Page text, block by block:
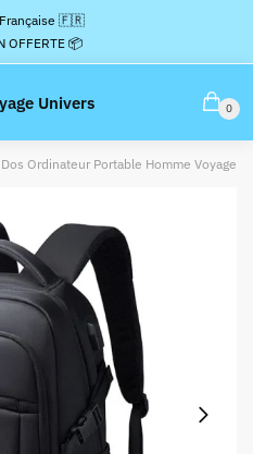
🇫🇷
OFFERTE 📦
Univers 0
Dos Ordinateur Portable Homme Voyage